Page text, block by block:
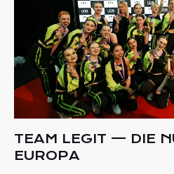
TEAM LEGIT — DIE
EUROPA